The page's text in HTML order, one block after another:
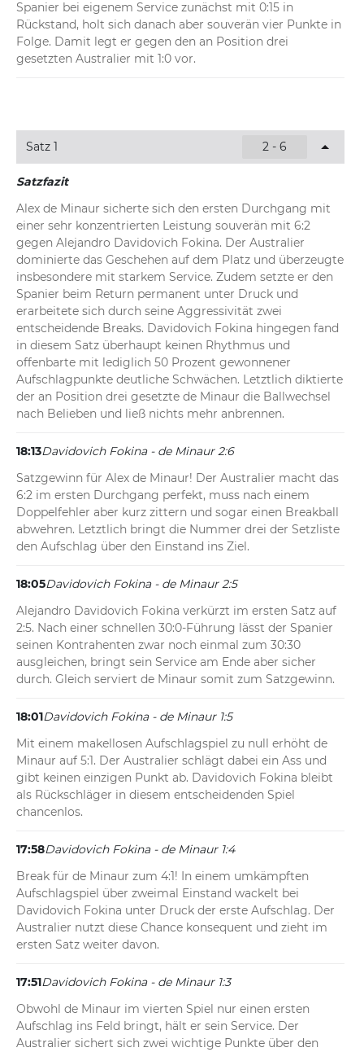
Spanier bei eigenem Service zunächst mit 0:15 in
Rückstand, holt sich danach aber souverän vier Punkte in
Folge. Damit legt er gegen den an Position drei
gesetzten Australier mit 1:0 vor.
Satz 1 2 - 6
Satzfazit
Alex de Minaur sicherte sich den ersten Durchgang mit
einer sehr konzentrierten Leistung souverän mit 6:2
gegen Alejandro Davidovich Fokina. Der Australier
dominierte das Geschehen auf dem Platz und überzeugte
insbesondere mit starkem Service. Zudem setzte er den
Spanier beim Return permanent unter Druck und
erarbeitete sich durch seine Aggressivität zwei
entscheidende Breaks. Davidovich Fokina hingegen fand
in diesem Satz überhaupt keinen Rhythmus und
offenbarte mit lediglich 50 Prozent gewonnener
Aufschlagpunkte deutliche Schwächen. Letztlich diktierte
der an Position drei gesetzte de Minaur die Ballwechsel
nach Belieben und ließ nichts mehr anbrennen.
18:13Davidovich Fokina - de Minaur 2:6
Satzgewinn für Alex de Minaur! Der Australier macht das
6:2 im ersten Durchgang perfekt, muss nach einem
Doppelfehler aber kurz zittern und sogar einen Breakball
abwehren. Letztlich bringt die Nummer drei der Setzliste
den Aufschlag über den Einstand ins Ziel.
18:05Davidovich Fokina - de Minaur 2:5
Alejandro Davidovich Fokina verkürzt im ersten Satz auf
2:5. Nach einer schnellen 30:0-Führung lässt der Spanier
seinen Kontrahenten zwar noch einmal zum 30:30
ausgleichen, bringt sein Service am Ende aber sicher
durch. Gleich serviert de Minaur somit zum Satzgewinn.
18:01Davidovich Fokina - de Minaur 1:5
Mit einem makellosen Aufschlagspiel zu null erhöht de
Minaur auf 5:1. Der Australier schlägt dabei ein Ass und
gibt keinen einzigen Punkt ab. Davidovich Fokina bleibt
als Rückschläger in diesem entscheidenden Spiel
chancenlos.
17:58Davidovich Fokina - de Minaur 1:4
Break für de Minaur zum 4:1! In einem umkämpften
Aufschlagspiel über zweimal Einstand wackelt bei
Davidovich Fokina unter Druck der erste Aufschlag. Der
Australier nutzt diese Chance konsequent und zieht im
ersten Satz weiter davon.
17:51Davidovich Fokina - de Minaur 1:3
Obwohl de Minaur im vierten Spiel nur einen ersten
Aufschlag ins Feld bringt, hält er sein Service. Der
Australier sichert sich zwei wichtige Punkte über den